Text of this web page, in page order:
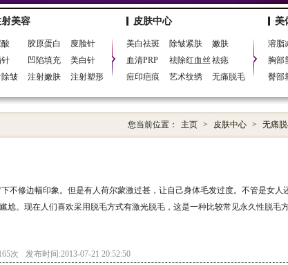
割双眼皮，开眼角，北京吸脂减肥，无痛脱毛，黑脸娃娃，北京隆鼻，矫正
美容
胶原蛋白
廋脸针
凹陷填充
美白针
皱
注射嫩肤 注射塑形
皮肤中心
美白祛斑 除皱紧肤
嫩肤
血清PRP
祛除红血丝 祛痣
痘印疤痕
艺术纹绣 无痛脱毛
美
溶脂
胸部
臀部
您当前位置： 主页 > 皮肤中心 > 无痛
不修边幅印象。但是有人荷尔蒙激过甚，让自己身体毛发过度。不管是女人
尬。现在人们喜欢采用脱毛方式有激光脱毛，这是一种比较常见永久性脱毛
次 发布时间:2013-07-21 20:52:50